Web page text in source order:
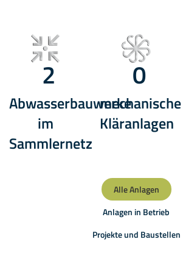
2
Abwasserbauwerke
im
Sammlernetz
0
mechanische
Kläranlagen
Alle Anlagen
Anlagen in Betrieb
Projekte und Baustellen